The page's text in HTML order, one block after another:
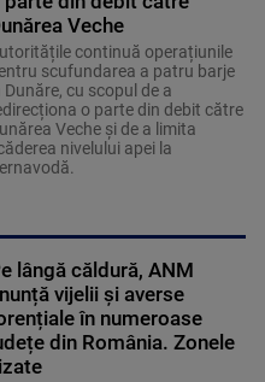
Veche
continuă operațiunile
scufundarea a patru barje
Dunăre, cu scopul de a
o parte din debit către
Veche și de a limita
nivelului apei la
lângă căldură, ANM
vijelii și averse
în numeroase
din România. Zonele